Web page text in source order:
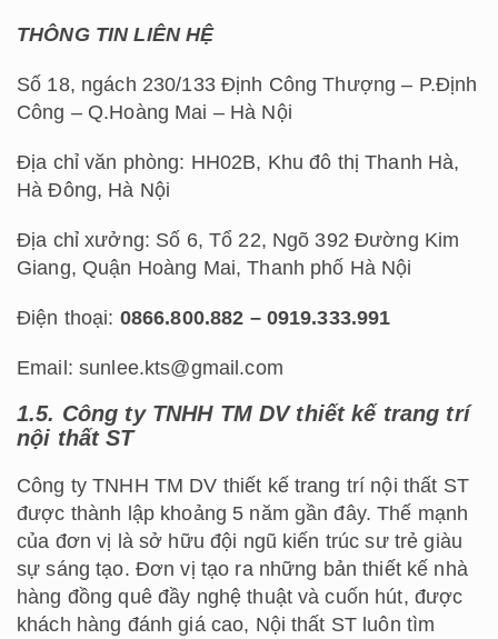
THÔNG TIN LIÊN HỆ
Số 18, ngách 230/133 Định Công Thượng – P.Định
Công – Q.Hoàng Mai – Hà Nội
Địa chỉ văn phòng: HH02B, Khu đô thị Thanh Hà,
Hà Đông, Hà Nội
Địa chỉ xưởng: Số 6, Tổ 22, Ngõ 392 Đường Kim
Giang, Quận Hoàng Mai, Thanh phố Hà Nội
Điện thoại: 0866.800.882 – 0919.333.991
Email: sunlee.kts@gmail.com
1.5. Công ty TNHH TM DV thiết kế trang trí
nội thất ST
Công ty TNHH TM DV thiết kế trang trí nội thất ST
được thành lập khoảng 5 năm gần đây. Thế mạnh
của đơn vị là sở hữu đội ngũ kiến trúc sư trẻ giàu
sự sáng tạo. Đơn vị tạo ra những bản thiết kế nhà
hàng đồng quê đầy nghệ thuật và cuốn hút, được
khách hàng đánh giá cao, Nội thất ST luôn tìm